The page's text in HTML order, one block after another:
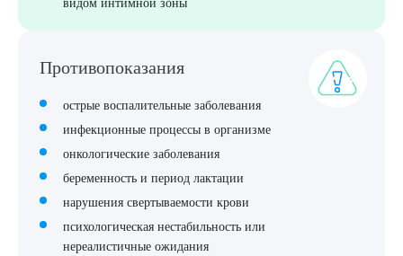
Противопоказания
острые воспалительные заболевания
инфекционные процессы в организме
онкологические заболевания
беременность и период лактации
нарушения свертываемости крови
психологическая нестабильность или
нереалистичные ожидания
Я даю согласие на